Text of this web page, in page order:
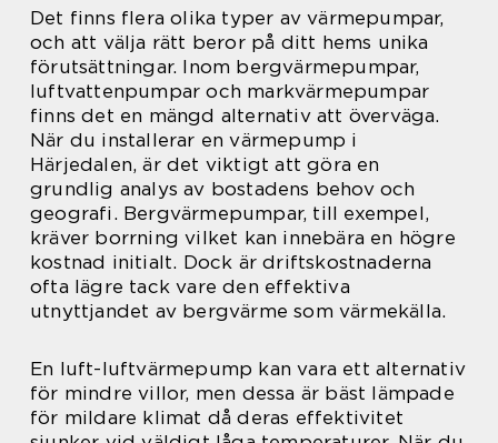
Det finns flera olika typer av värmepumpar,
och att välja rätt beror på ditt hems unika
förutsättningar. Inom bergvärmepumpar,
luftvattenpumpar och markvärmepumpar
finns det en mängd alternativ att överväga.
När du installerar en värmepump i
Härjedalen, är det viktigt att göra en
grundlig analys av bostadens behov och
geografi. Bergvärmepumpar, till exempel,
kräver borrning vilket kan innebära en högre
kostnad initialt. Dock är driftskostnaderna
ofta lägre tack vare den effektiva
utnyttjandet av bergvärme som värmekälla.
En luft-luftvärmepump kan vara ett alternativ
för mindre villor, men dessa är bäst lämpade
för mildare klimat då deras effektivitet